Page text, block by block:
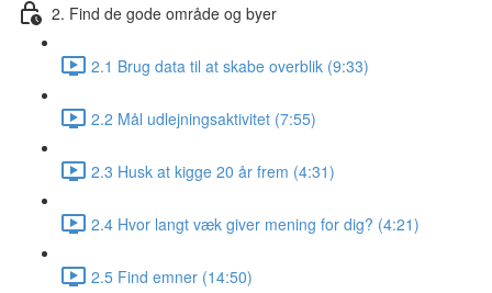
2. Find de gode område og byer
2.1 Brug data til at skabe overblik (9:33)
2.2 Mål udlejningsaktivitet (7:55)
2.3 Husk at kigge 20 år frem (4:31)
2.4 Hvor langt væk giver mening for dig? (4:21)
2.5 Find emner (14:50)